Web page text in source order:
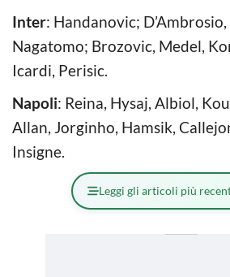
Inter: Handanovic;
Nagatomo; Brozovic, Medel,
Icardi, Perisic.
Napoli: Reina, Hysaj, Albiol,
Allan, Jorginho, Hamsik,
Insigne.
Leggi gli articoli più